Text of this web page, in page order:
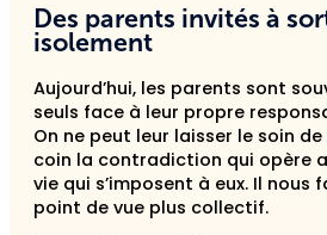
Des parents invités à
isolement
Aujourd’hui, les parents sont
seuls face à leur propre
On ne peut leur laisser le soin
coin la contradiction qui opère
vie qui s’imposent à eux. Il nous
point de vue plus collectif.